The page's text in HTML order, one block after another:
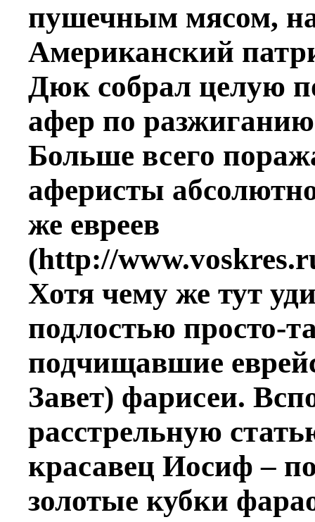
пушечным мясом,
Американский
Дюк собрал целую
афер по
Больше всего
аферисты
же евреев
(http://
Хотя чему же тут
подлостью просто-
подчищавшие
Завет) фарисеи.
расстрельную
красавец Иосиф –
золотые кубки